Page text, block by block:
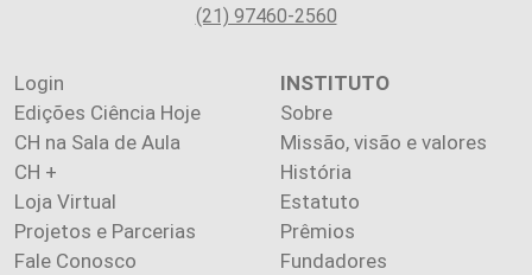
(21) 97460-2560
Login
Edições Ciência Hoje
CH na Sala de Aula
CH +
Loja Virtual
Projetos e Parcerias
Fale Conosco
INSTITUTO
Sobre
Missão, visão e valores
História
Estatuto
Prêmios
Fundadores